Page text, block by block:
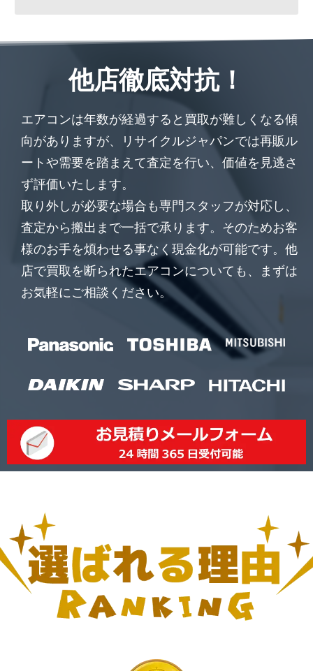
他店徹底対抗！
エアコンは年数が経過すると買取が難しくなる傾
向がありますが、リサイクルジャパンでは再販ル
ートや需要を踏まえて査定を行い、価値を見逃さ
ず評価いたします。
取り外しが必要な場合も専門スタッフが対応し、
査定から搬出まで一括で承ります。そのためお客
様のお手を煩わせる事なく現金化が可能です。他
店で買取を断られたエアコンについても、まずは
お気軽にご相談ください。